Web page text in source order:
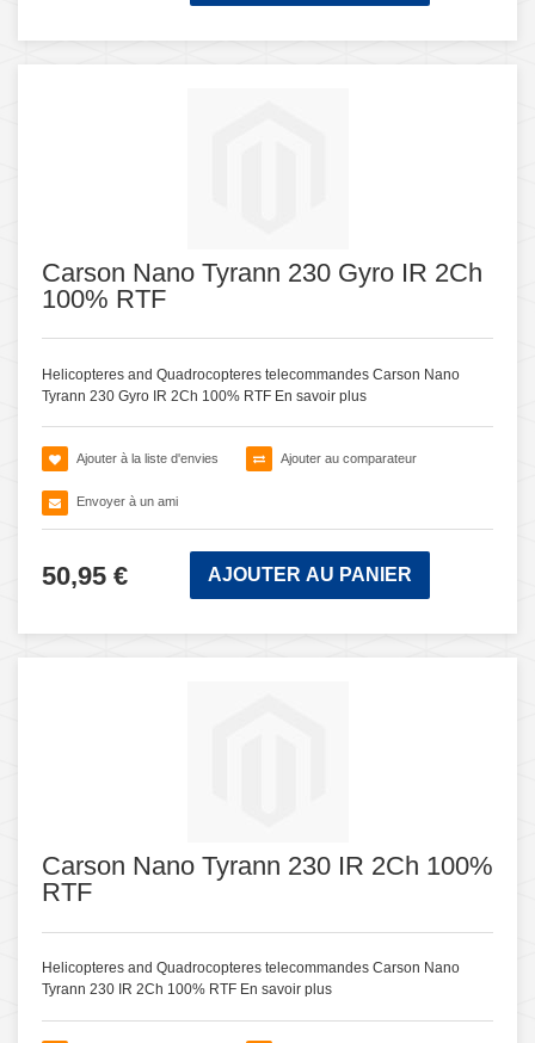
Carson Nano Tyrann 230 Gyro IR 2Ch
100% RTF
Helicopteres and Quadrocopteres telecommandes Carson Nano
Tyrann 230 Gyro IR 2Ch 100% RTF En savoir plus
Ajouter à la liste d'envies Ajouter au comparateur
Envoyer à un ami
50,95 € AJOUTER AU PANIER
Carson Nano Tyrann 230 IR 2Ch 100%
RTF
Helicopteres and Quadrocopteres telecommandes Carson Nano
Tyrann 230 IR 2Ch 100% RTF En savoir plus